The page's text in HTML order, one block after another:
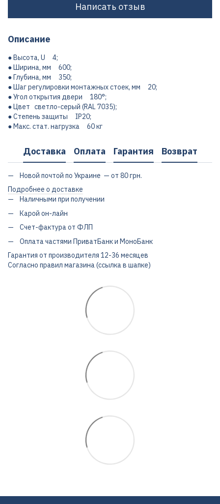
Написать отзыв
Описание
● Высота, U 4;
● Ширина, мм 600;
● Глубина, мм 350;
● Шаг регулировки монтажных стоек, мм 20;
● Угол открытия двери 180°;
● Цвет светло-серый (RAL 7035);
● Степень защиты IP20;
● Макс. стат. нагрузка 60 кг
Доставка Оплата Гарантия Возврат
Новой почтой по Украине — от 80 грн.
Подробнее о доставке
Наличными при получении
Карой он-лайн
Счет-фактура от ФЛП
Оплата частями ПриватБанк и МоноБанк
Гарантия от производителя 12-36 месяцев
Согласно правил магазина (ссылка в шапке)